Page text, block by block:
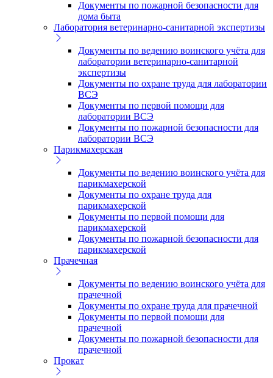
Документы по пожарной безопасности для
дома быта
Лаборатория ветеринарно-санитарной экспертизы
Документы по ведению воинского учёта для
лаборатории ветеринарно-санитарной
экспертизы
Документы по охране труда для лаборатории
ВСЭ
Документы по первой помощи для
лаборатории ВСЭ
Документы по пожарной безопасности для
лаборатории ВСЭ
Парикмахерская
Документы по ведению воинского учёта для
парикмахерской
Документы по охране труда для
парикмахерской
Документы по первой помощи для
парикмахерской
Документы по пожарной безопасности для
парикмахерской
Прачечная
Документы по ведению воинского учёта для
прачечной
Документы по охране труда для прачечной
Документы по первой помощи для
прачечной
Документы по пожарной безопасности для
прачечной
Прокат